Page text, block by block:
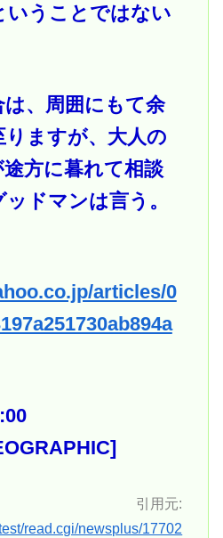
いうことではない
は、周囲にもて余
りますが、大人の
方に暮れて相談
ドマンは言う。
articles/0
引用元:
read.cgi/newsplus/17702